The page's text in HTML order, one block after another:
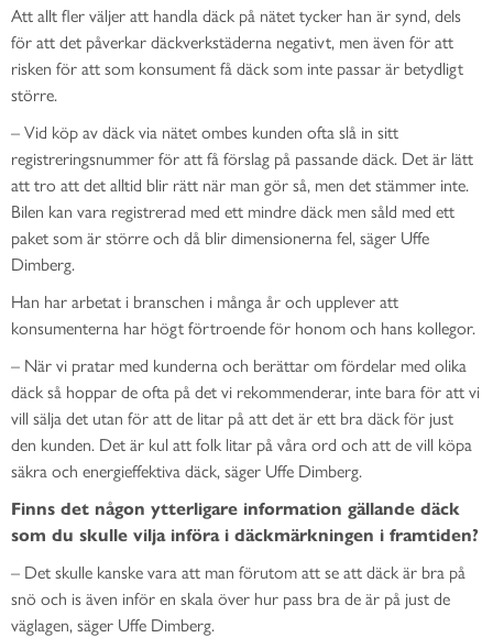
Att allt fler väljer att handla däck på nätet tycker han är synd, dels
för att det påverkar däckverkstäderna negativt, men även för att
risken för att som konsument få däck som inte passar är betydligt
större.
– Vid köp av däck via nätet ombes kunden ofta slå in sitt
registreringsnummer för att få förslag på passande däck. Det är lätt
att tro att det alltid blir rätt när man gör så, men det stämmer inte.
Bilen kan vara registrerad med ett mindre däck men såld med ett
paket som är större och då blir dimensionerna fel, säger Uffe
Dimberg.
Han har arbetat i branschen i många år och upplever att
konsumenterna har högt förtroende för honom och hans kollegor.
– När vi pratar med kunderna och berättar om fördelar med olika
däck så hoppar de ofta på det vi rekommenderar, inte bara för att vi
vill sälja det utan för att de litar på att det är ett bra däck för just
den kunden. Det är kul att folk litar på våra ord och att de vill köpa
säkra och energieffektiva däck, säger Uffe Dimberg.
Finns det någon ytterligare information gällande däck
som du skulle vilja införa i däckmärkningen i framtiden?
– Det skulle kanske vara att man förutom att se att däck är bra på
snö och is även inför en skala över hur pass bra de är på just de
väglagen, säger Uffe Dimberg.